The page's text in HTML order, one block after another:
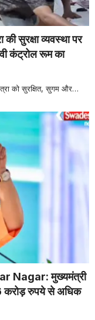
सुरक्षा व्यवस्था पर
कंट्रोल रूम का
को सुरक्षित, सुगम और…
Nagar: मुख्यमंत्री
करोड़ रुपये से अधिक